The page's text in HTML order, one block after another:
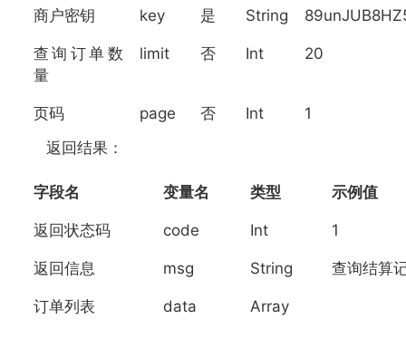
商户密钥 key 是 String
查询订单数
量
limit 否 Int 20
页码 page 否 Int
1
返回结果：
字段名 变量名 类型 示例值
返回状态码 code Int 1
返回信息 msg String 查询结算
订单列表 data Array